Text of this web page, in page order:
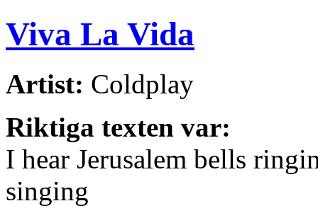
Viva La Vida
Artist: Coldplay
Riktiga texten var:
I hear Jerusalem bells
singing